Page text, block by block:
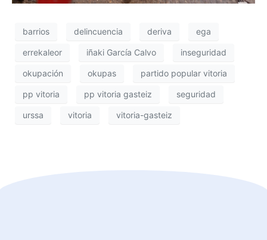
barrios delincuencia deriva ega
errekaleor iñaki García Calvo inseguridad
okupación okupas partido popular vitoria
pp vitoria pp vitoria gasteiz seguridad
urssa vitoria vitoria-gasteiz